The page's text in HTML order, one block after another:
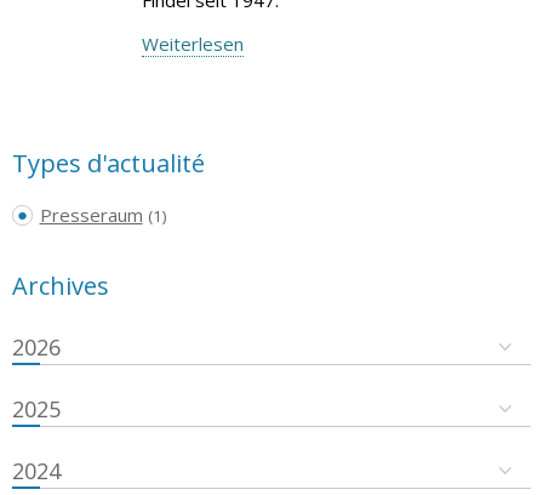
Weiterlesen
Types d'actualité
Presseraum (1)
Archives
2026
2025
2024